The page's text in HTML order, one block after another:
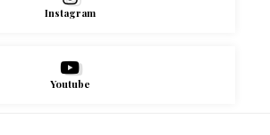
Instagram
Youtube